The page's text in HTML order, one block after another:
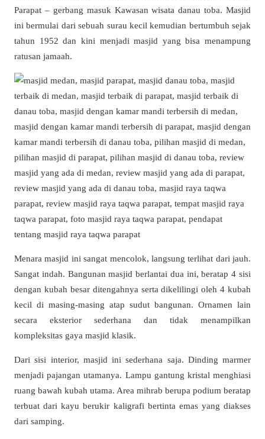
Parapat – gerbang masuk Kawasan wisata danau toba. Masjid
ini bermulai dari sebuah surau kecil kemudian bertumbuh sejak
tahun 1952 dan kini menjadi masjid yang bisa menampung
ratusan jamaah.
Menara masjid ini sangat mencolok, langsung terlihat dari jauh.
Sangat indah. Bangunan masjid berlantai dua ini, beratap 4 sisi
dengan kubah besar ditengahnya serta dikelilingi oleh 4 kubah
kecil di masing-masing atap sudut bangunan. Ornamen lain
secara eksterior sederhana dan tidak menampilkan
kompleksitas gaya masjid klasik.
Dari sisi interior, masjid ini sederhana saja. Dinding marmer
menjadi pajangan utamanya. Lampu gantung kristal menghiasi
ruang bawah kubah utama. Area mihrab berupa podium beratap
terbuat dari kayu berukir kaligrafi bertinta emas yang diakses
dari samping.